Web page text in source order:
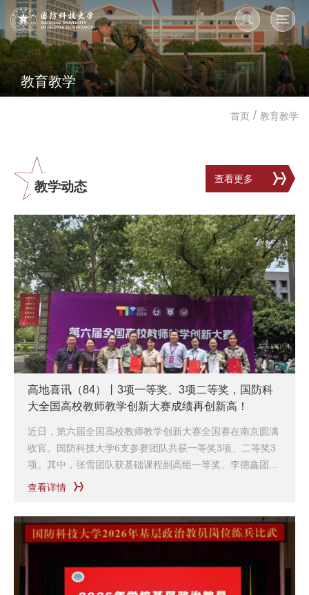
教育教学
首页 / 教育教学
教学动态
查看更多
高地喜讯（84）丨3项一等奖、3项二等奖，国防科
大全国高校教师教学创新大赛成绩再创新高！
近日，第六届全国高校教师教学创新大赛全国赛在南京圆满
收官。国防科技大学6支参赛团队共获一等奖3项、二等奖3
项。其中，张雪团队获基础课程副高组一等奖、李德鑫团队
获课程思政副高组一等奖、刘严团队获人工智能部属高校组
奖、胡艳丽团队获新工科正高组二等奖、吴梦醒团队获新工
科中级及以下组二等奖，刷新我校参赛以来最优获奖纪录。
查看详情